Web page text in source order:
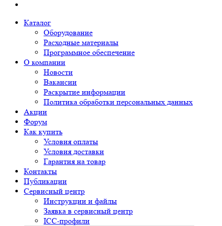
Каталог
Оборудование
Расходные материалы
Программное обеспечение
О компании
Новости
Вакансии
Раскрытие информации
Политика обработки персональных данных
Акции
Форум
Как купить
Условия оплаты
Условия доставки
Гарантия на товар
Контакты
Публикации
Сервисный центр
Инструкции и файлы
Заявка в сервисный центр
ICC-профили